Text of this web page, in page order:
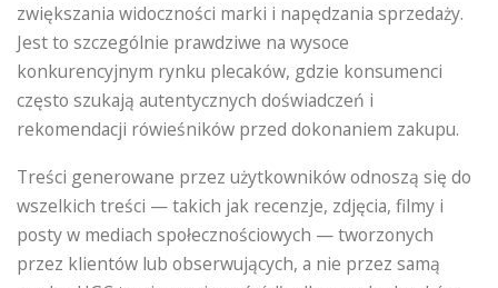
zwiększania widoczności marki i napędzania sprzedaży.
Jest to szczególnie prawdziwe na wysoce
konkurencyjnym rynku plecaków, gdzie konsumenci
często szukają autentycznych doświadczeń i
rekomendacji rówieśników przed dokonaniem zakupu.
Treści generowane przez użytkowników odnoszą się do
wszelkich treści — takich jak recenzje, zdjęcia, filmy i
posty w mediach społecznościowych — tworzonych
przez klientów lub obserwujących, a nie przez samą